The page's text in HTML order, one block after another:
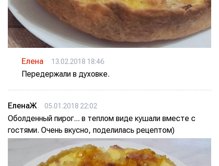
Елена 13.02.2018 18:46
Передержали в духовке.
ЕленаЖ 05.01.2018 22:02
Оболденный пирог... в теплом виде кушали вместе с
гостями. Очень вкусно, поделилась рецептом)